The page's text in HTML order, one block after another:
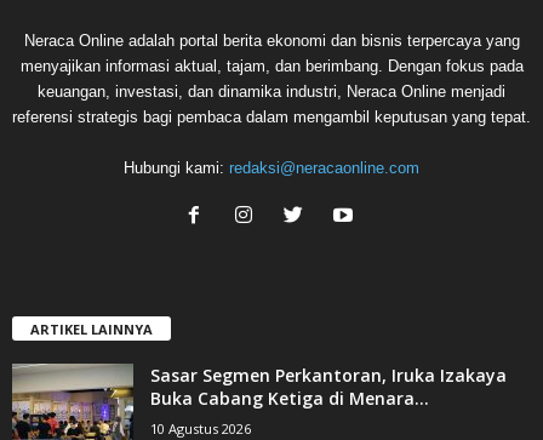
Neraca Online adalah portal berita ekonomi dan bisnis terpercaya yang
menyajikan informasi aktual, tajam, dan berimbang. Dengan fokus pada
keuangan, investasi, dan dinamika industri, Neraca Online menjadi
referensi strategis bagi pembaca dalam mengambil keputusan yang tepat.
Hubungi kami: redaksi@neracaonline.com
ARTIKEL LAINNYA
Sasar Segmen Perkantoran, Iruka Izakaya
Buka Cabang Ketiga di Menara...
10 Agustus 2026